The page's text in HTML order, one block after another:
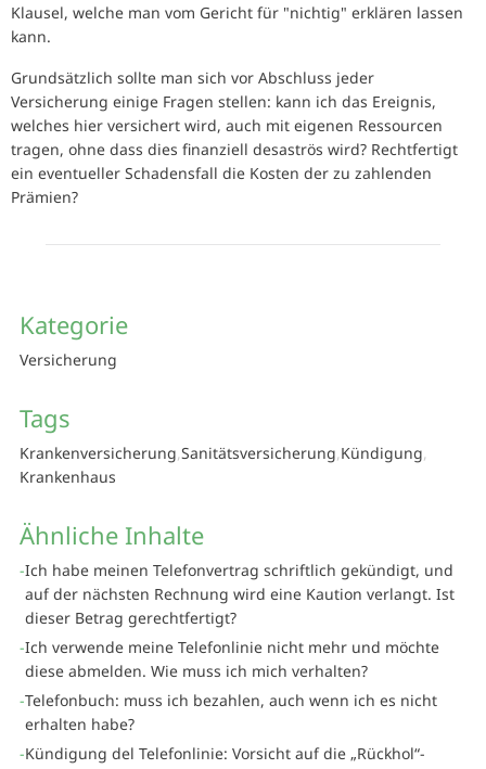
Klausel, welche man vom Gericht für "nichtig" erklären lassen
kann.
Grundsätzlich sollte man sich vor Abschluss jeder
Versicherung einige Fragen stellen: kann ich das Ereignis,
welches hier versichert wird, auch mit eigenen Ressourcen
tragen, ohne dass dies finanziell desaströs wird? Rechtfertigt
ein eventueller Schadensfall die Kosten der zu zahlenden
Prämien?
Kategorie
Versicherung
Tags
Krankenversicherung Sanitätsversicherung Kündigung
Krankenhaus
Ähnliche Inhalte
Ich habe meinen Telefonvertrag schriftlich gekündigt, und
auf der nächsten Rechnung wird eine Kaution verlangt. Ist
dieser Betrag gerechtfertigt?
Ich verwende meine Telefonlinie nicht mehr und möchte
diese abmelden. Wie muss ich mich verhalten?
Telefonbuch: muss ich bezahlen, auch wenn ich es nicht
erhalten habe?
Kündigung del Telefonlinie: Vorsicht auf die „Rückhol“-